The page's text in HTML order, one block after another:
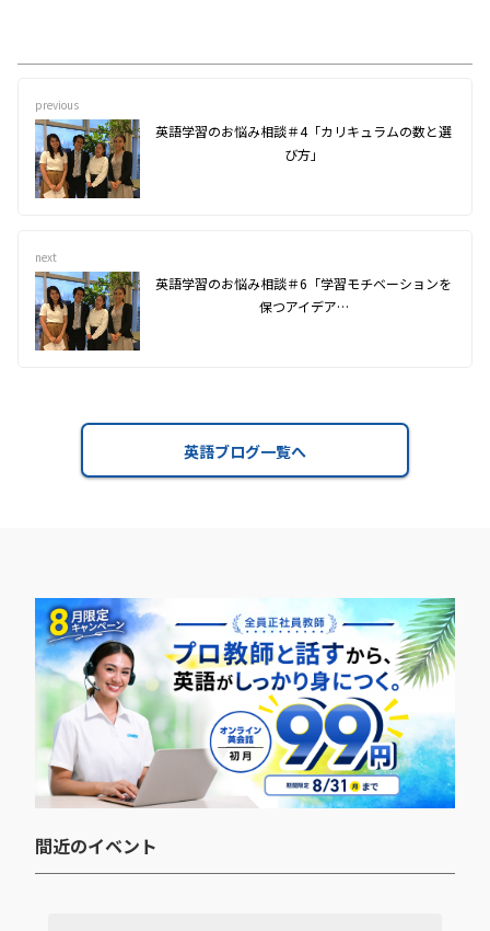
previous
英語学習のお悩み相談＃4「カリキュラムの数と選
び方」
next
英語学習のお悩み相談＃6「学習モチベーションを
保つアイデア…
英語ブログ一覧へ
間近のイベント​